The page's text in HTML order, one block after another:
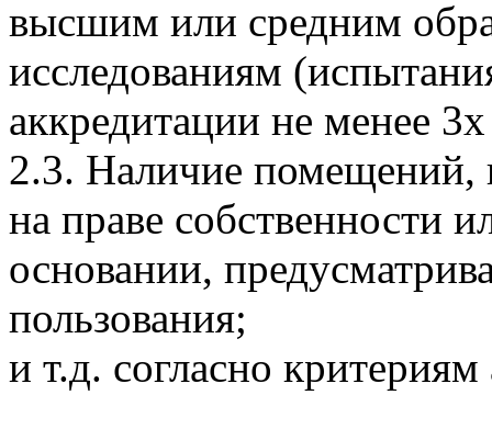
высшим или средним
исследованиям
аккредитации не менее
2.3. Наличие помещений,
на праве собственности
основании,
пользования;
и т.д. согласно